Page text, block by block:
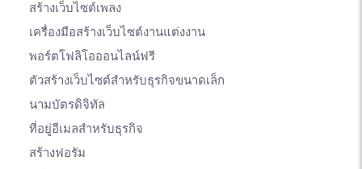
สร้างเว็บไซต์เพลง
เครื่องมือสร้างเว็บไซต์งานแต่งงาน
พอร์ตโฟลิโอออนไลน์ฟรี
ตัวสร้างเว็บไซต์สำหรับธุรกิจขนาดเล็ก
นามบัตรดิจิทัล
ที่อยู่อีเมลสำหรับธุรกิจ
สร้างฟอรัม